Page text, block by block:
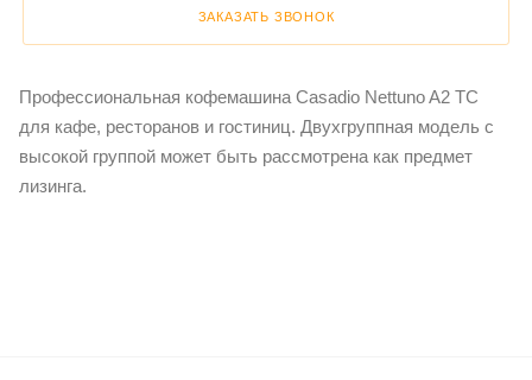
ЗАКАЗАТЬ ЗВОНОК
Профессиональная кофемашина Casadio Nettuno A2 TC
для кафе, ресторанов и гостиниц. Двухгруппная модель с
высокой группой может быть рассмотрена как предмет
лизинга.